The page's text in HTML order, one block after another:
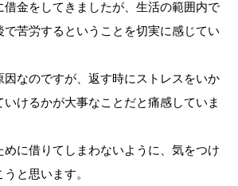
借金をしてきましたが、生活の範囲内で
苦労するということを切実に感じてい
因なのですが、返す時にストレスをいか
けるかが大事なことだと痛感していま
めに借りてしまわないように、気をつけ
と思います。